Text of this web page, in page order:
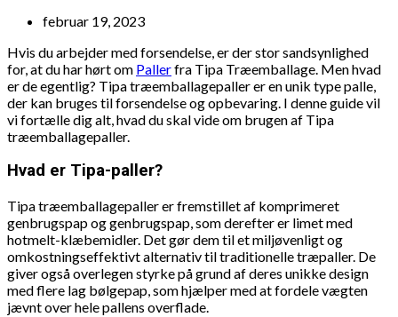
februar 19, 2023
Hvis du arbejder med forsendelse, er der stor sandsynlighed
for, at du har hørt om Pallerfra Tipa Træemballage. Men hvad
er de egentlig? Tipa træemballagepaller er en unik type palle,
der kan bruges til forsendelse og opbevaring. I denne guide vil
vi fortælle dig alt, hvad du skal vide om brugen af Tipa
træemballagepaller.
Hvad er Tipa-paller?
Tipa træemballagepaller er fremstillet af komprimeret
genbrugspap og genbrugspap, som derefter er limet med
hotmelt-klæbemidler. Det gør dem til et miljøvenligt og
omkostningseffektivt alternativ til traditionelle træpaller. De
giver også overlegen styrke på grund af deres unikke design
med flere lag bølgepap, som hjælper med at fordele vægten
jævnt over hele pallens overflade.